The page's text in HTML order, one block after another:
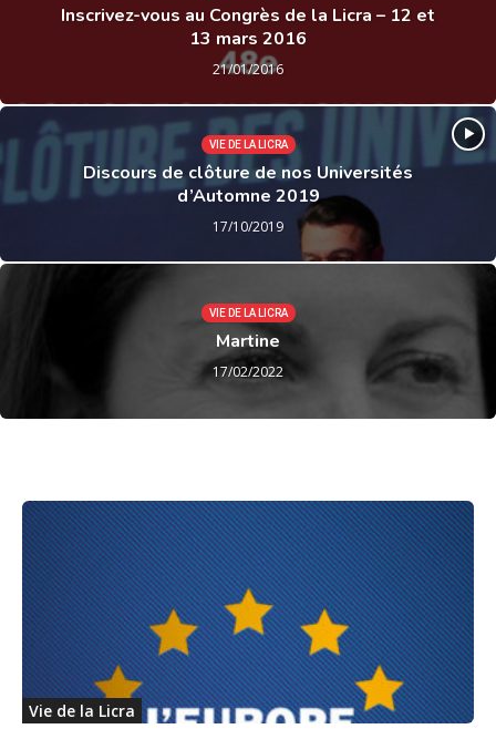
Inscrivez-vous au Congrès de la Licra – 12 et
13 mars 2016
21/01/2016
VIE DE LA LICRA
Discours de clôture de nos Universités
d’Automne 2019
17/10/2019
VIE DE LA LICRA
Martine
17/02/2022
Vie de la Licra